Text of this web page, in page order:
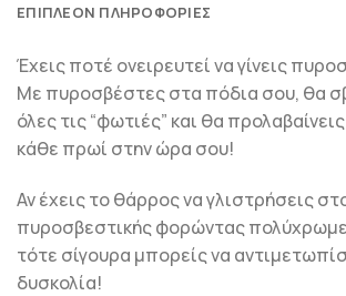
ΕΠΙΠΛΈΟΝ ΠΛΗΡΟΦΟΡΊΕΣ
Έχεις ποτέ ονειρευτεί να γίνεις
Με πυροσβέστες στα πόδια σου, θα
όλες τις “φωτιές” και θα
κάθε πρωί στην ώρα σου!
Αν έχεις το θάρρος να γλιστρήσεις
πυροσβεστικής φορώντας
τότε σίγουρα μπορείς να
δυσκολία!